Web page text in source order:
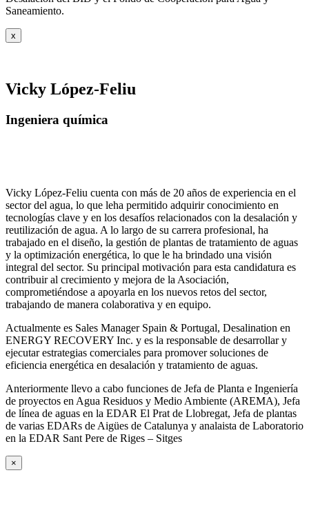
Saneamiento.
x
Vicky López-Feliu
Ingeniera química
Vicky López-Feliu cuenta con más de 20 años de experiencia en el
sector del agua, lo que leha permitido adquirir conocimiento en
tecnologías clave y en los desafíos relacionados con la desalación y
reutilización de agua. A lo largo de su carrera profesional, ha
trabajado en el diseño, la gestión de plantas de tratamiento de aguas
y la optimización energética, lo que le ha brindado una visión
integral del sector. Su principal motivación para esta candidatura es
contribuir al crecimiento y mejora de la Asociación,
comprometiéndose a apoyarla en los nuevos retos del sector,
trabajando de manera colaborativa y en equipo.
Actualmente es Sales Manager Spain & Portugal, Desalination en
ENERGY RECOVERY Inc. y es la responsable de desarrollar y
ejecutar estrategias comerciales para promover soluciones de
eficiencia energética en desalación y tratamiento de aguas.
Anteriormente llevo a cabo funciones de Jefa de Planta e Ingeniería
de proyectos en Agua Residuos y Medio Ambiente (AREMA), Jefa
de línea de aguas en la EDAR El Prat de Llobregat, Jefa de plantas
de varias EDARs de Aigües de Catalunya y analaista de Laboratorio
en la EDAR Sant Pere de Riges – Sitges
×